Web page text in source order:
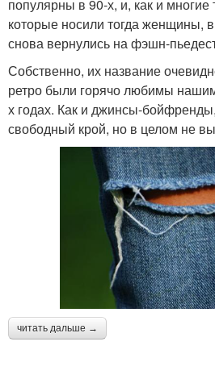
популярны в 90-х, и, как и
которые носили тогда женщины,
снова вернулись на фэшн-
Собственно, их название
ретро были горячо любимы
х годах. Как и джинсы-
свободный крой, но в целом не
читать дальше →